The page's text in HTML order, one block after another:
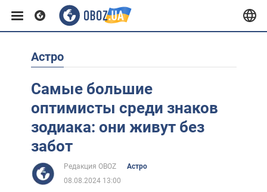
Европа
Азия
Африка
Астро
Самые большие
оптимисты среди знаков
зодиака: они живут без
забот
Редакция OBOZ
Астро
08.08.2024 13:00